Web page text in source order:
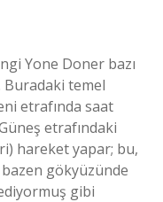
Yone Doner bazı
Buradaki temel
etrafında saat
etrafındaki
hareket yapar; bu,
bazen gökyüzünde
gibi